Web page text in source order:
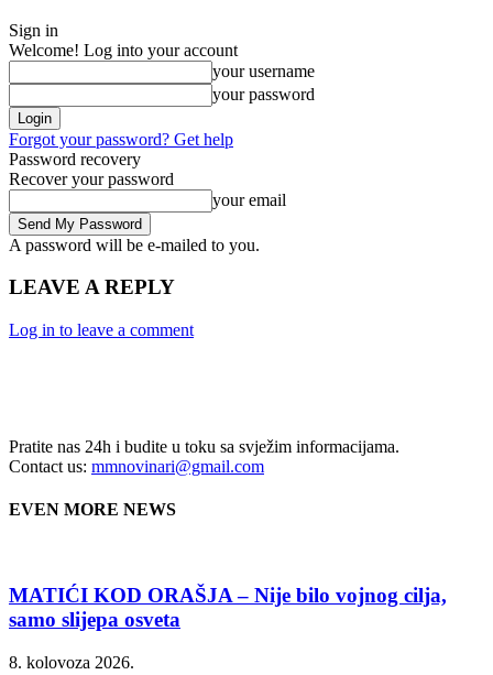
Sign in
Welcome! Log into your account
your username
your password
Forgot your password? Get help
Password recovery
Recover your password
your email
A password will be e-mailed to you.
LEAVE A REPLY
Log in to leave a comment
Pratite nas 24h i budite u toku sa svježim informacijama.
Contact us: mmnovinari@gmail.com
EVEN MORE NEWS
MATIĆI KOD ORAŠJA – Nije bilo vojnog cilja,
samo slijepa osveta
8. kolovoza 2026.